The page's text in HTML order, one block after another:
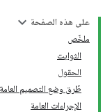
على هذه الصفحة
ملخّص
الثوابت
الحقول
طُرق وضع التصميم العامة
الإجراءات العامة